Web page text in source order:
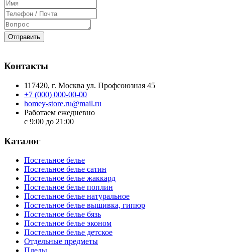
Отправить
Контакты
117420, г. Москва ул. Профсоюзная 45
+7 (000) 000-00-00
homey-store.ru@mail.ru
Работаем ежедневно
с 9:00 до 21:00
Каталог
Постельное белье
Постельное белье сатин
Постельное белье жаккард
Постельное белье поплин
Постельное белье натуральное
Постельное белье вышивка, гипюр
Постельное белье бязь
Постельное белье эконом
Постельное белье детское
Отдельные предметы